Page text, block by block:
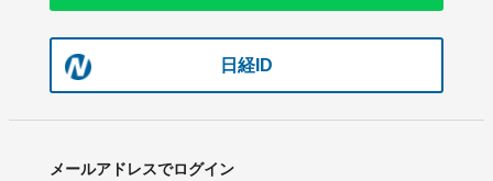
日経ID
メールアドレスでログイン